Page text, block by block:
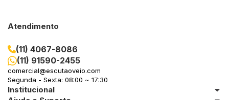
Atendimento
(11) 4067-8086
(11) 91590-2455
comercial@escutaoveio.com
Segunda - Sexta: 08:00 ~ 17:30
Institucional